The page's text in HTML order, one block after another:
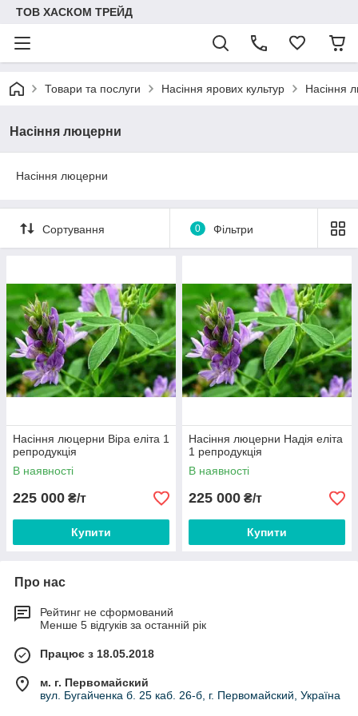
ТОВ ХАСКОМ ТРЕЙД
Товари та послуги Насіння ярових культур Насіння
Насіння люцерни
Насіння люцерни
Сортування 0 Фільтри
Насіння люцерни Віра еліта 1
репродукція
В наявності
225 000 ₴/т
Купити
Насіння люцерни Надія еліта
1 репродукція
В наявності
225 000 ₴/т
Купити
Про нас
Рейтинг не сформований
Менше 5 відгуків за останній рік
Працює з 18.05.2018
м. г. Первомайский
вул. Бугайченка б. 25 каб. 26-б, г. Первомайский, Україна